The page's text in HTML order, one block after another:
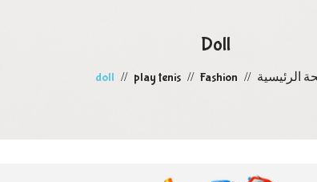
Doll
الرئيسية Fashion
play tenis
doll